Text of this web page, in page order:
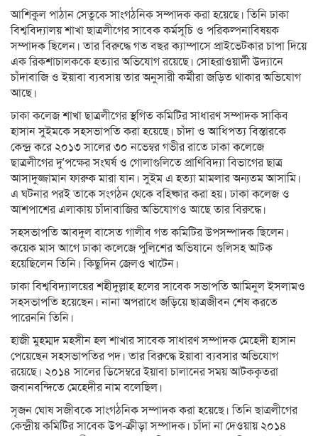
আশিকুল পাঠান সেতুকে সাংগঠনিক সম্পাদক করা হয়েছে। তিনি ঢাকা
বিশ্ববিদ্যালয় শাখা ছাত্রলীগের সাবেক কর্মসূচি ও পরিকল্পনাবিষয়ক
সম্পাদক ছিলেন। তার বিরুদ্ধে গত বছর ক্যাম্পাসে প্রাইভেটকার চাপা দিয়ে
এক রিকশাচালককে হত্যার অভিযোগ রয়েছে। সোহরাওয়ার্দী উদ্যানে
চাঁদাবাজি ও ইয়াবা ব্যবসায় তার অনুসারী কর্মীরা জড়িত থাকার অভিযোগ
আছে।
ঢাকা কলেজ শাখা ছাত্রলীগের স্থগিত কমিটির সাধারণ সম্পাদক সাকিব
হাসান সুইমকে সহসভাপতি করা হয়েছে। চাঁদা ও আধিপত্য বিস্তারকে
কেন্দ্র করে ২০১৩ সালের ৩০ নভেম্বর গভীর রাতে ঢাকা কলেজে
ছাত্রলীগের দু’পক্ষের সংঘর্ষ ও গোলাগুলিতে প্রাণিবিদ্যা বিভাগের ছাত্র
আসাদুজ্জামান ফারুক মারা যান। সুইম এ হত্যা মামলার অন্যতম আসামি।
এ ঘটনার পরই তাকে সংগঠন থেকে বহিষ্কার করা হয়। ঢাকা কলেজ ও
আশপাশের এলাকায় চাঁদাবাজির অভিযোগও আছে তার বিরুদ্ধে।
সহসভাপতি আবদুল বাসেত গালীব গত কমিটির উপসম্পাদক ছিলেন।
কয়েক মাস আগে ঢাকা কলেজে পুলিশের অভিযানে গুলিসহ আটক
হয়েছিলেন তিনি। কিছুদিন জেলও খাটেন।
ঢাকা বিশ্ববিদ্যালয়ের শহীদুল্লাহ হলের সাবেক সভাপতি আমিনুল ইসলামও
সহসভাপতি হয়েছেন। নানা অপরাধে জড়িয়ে ছাত্রজীবন শেষ করতে
পারেননি তিনি।
হাজী মুহম্মদ মহসীন হল শাখার সাবেক সাধারণ সম্পাদক মেহেদী হাসান
পেয়েছেন সহসভাপতির পদ। তার বিরুদ্ধে ইয়াবা ব্যবসার অভিযোগ
রয়েছে। ২০১৪ সালের ডিসেম্বরে ইয়াবা চালানের সময় আটককৃতরা
জবানবন্দিতে মেহেদীর নাম বলেছিল।
সৃজন ঘোষ সজীবকে সাংগঠনিক সম্পাদক করা হয়েছে। তিনি ছাত্রলীগের
কেন্দ্রীয় কমিটির সাবেক উপ-ক্রীড়া সম্পাদক। চাঁদা না দেওয়ায় ২০১৪